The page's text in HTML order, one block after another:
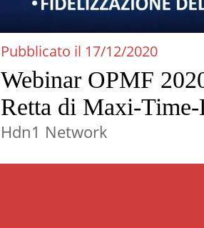
Pubblicato il 17/12/2020
Webinar OPMF
Retta di Maxi-Time-
comunicazione
ferramenta.
Hdn1 Network